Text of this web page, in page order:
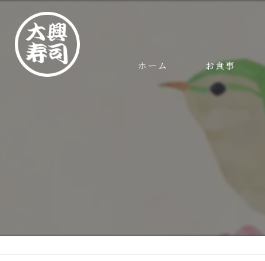
ホーム お食事